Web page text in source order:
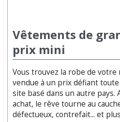
Vêtements de
prix mini
Vous trouvez la robe de
vendue à un prix défiant
site basé dans un autre pays.
achat, le rêve tourne au
défectueux, contrefait... et